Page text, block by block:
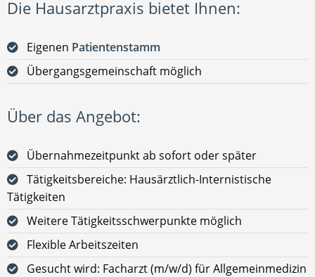
Die Hausarztpraxis bietet Ihnen:
Eigenen Patientenstamm
Übergangsgemeinschaft möglich
Über das Angebot:
Übernahmezeitpunkt ab sofort oder später
Tätigkeitsbereiche: Hausärztlich-Internistische
Tätigkeiten
Weitere Tätigkeitsschwerpunkte möglich
Flexible Arbeitszeiten
Gesucht wird: Facharzt (m/w/d) für Allgemeinmedizin